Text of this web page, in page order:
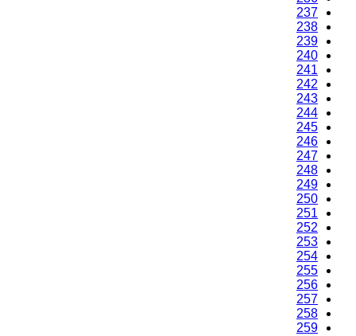
237
238
239
240
241
242
243
244
245
246
247
248
249
250
251
252
253
254
255
256
257
258
259